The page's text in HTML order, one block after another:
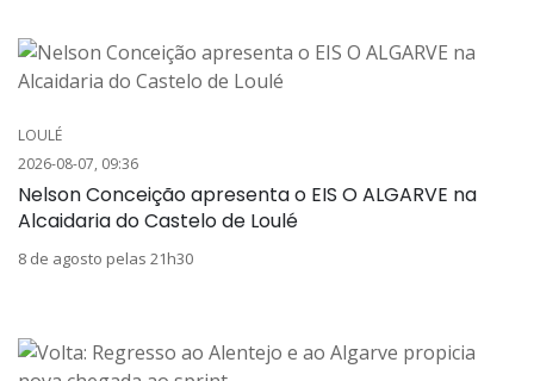
LOULÉ
2026-08-07, 09:36
Nelson Conceição apresenta o EIS O ALGARVE na
Alcaidaria do Castelo de Loulé
8 de agosto pelas 21h30